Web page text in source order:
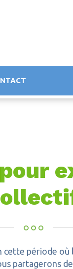
cette période où
partagerons